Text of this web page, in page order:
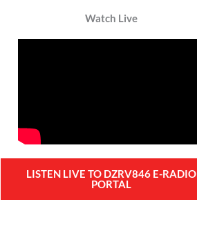
Watch Live
LISTEN LIVE TO DZRV846 E-RADIO
PORTAL